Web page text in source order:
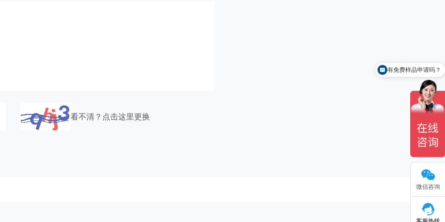
看不清？点击这里更换
微信咨询
有免费样品申请吗？